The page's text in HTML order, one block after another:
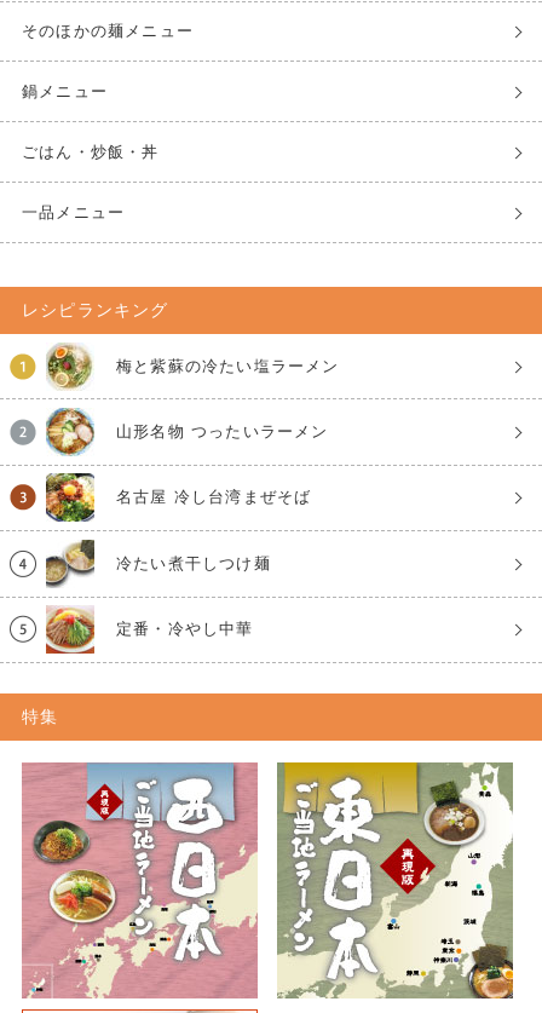
そのほかの麺メニュー
鍋メニュー
ごはん・炒飯・丼
一品メニュー
レシピランキング
梅と紫蘇の冷たい塩ラーメン
山形名物 つったいラーメン
名古屋 冷し台湾まぜそば
冷たい煮干しつけ麺
定番・冷やし中華
特集